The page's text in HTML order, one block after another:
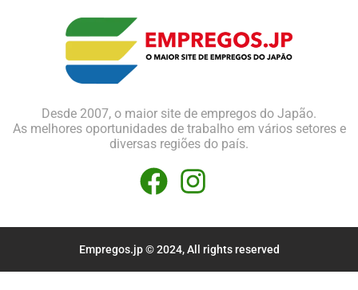
Desde 2007, o maior site de empregos do Japão.
As melhores oportunidades de trabalho em vários setores e
diversas regiões do país.
Empregos.jp © 2024, All rights reserved